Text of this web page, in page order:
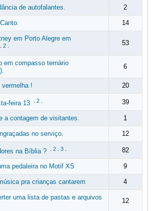
de autofalantes. 2
14
em Porto Alegre em
2. 53
em compasso ternário
6
vermelha ! 20
feira 13 2. 39
a contagem de visitantes. 1
no serviço. 12
na Bíblia ? 2. 3. 82
pedaleira no Motif XS 9
pra crianças cantarem 4
uma lista de pastas e arquivos
12